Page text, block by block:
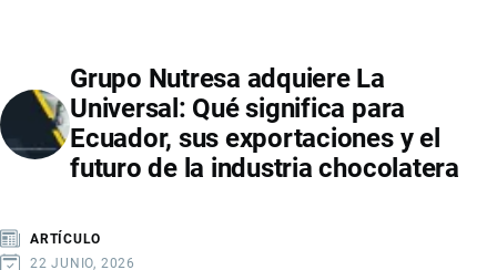
EL
MERCADO
VIVE
UN
IMPULSADO
Grupo Nutresa adquiere La
Universal: Qué significa para
Ecuador, sus exportaciones y el
futuro de la industria chocolatera
ARTÍCULO
22 JUNIO, 2026